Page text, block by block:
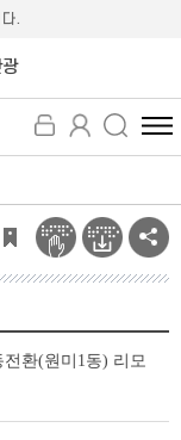
.
전
체
뉴
보
기
환(원미1동) 리모